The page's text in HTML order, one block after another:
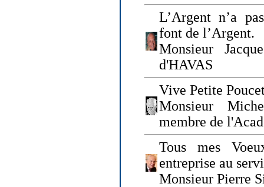
L’Argent n’a
font de l’Argent.
Monsieur
d'HAVAS
Vive Petite
Monsieur
membre de
Tous mes
entreprise au
Monsieur Pierre